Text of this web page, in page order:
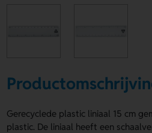
Gerecyclede plastic liniaal 15 cm
plastic. De liniaal heeft een